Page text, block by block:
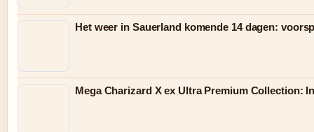
Het weer in Sauerland komende 14 dagen:
Mega Charizard X ex Ultra Premium Collection: